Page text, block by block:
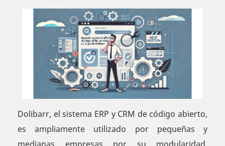
Dolibarr, el sistema ERP y CRM de código abierto,
es ampliamente utilizado por pequeñas y